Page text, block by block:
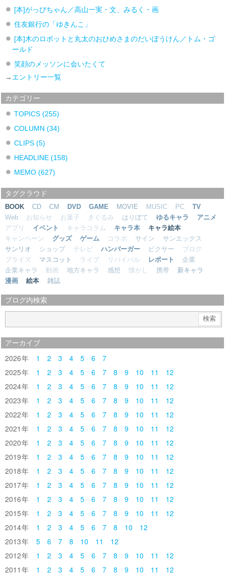
[本]がっぴちゃん／高山一実・文、みるく・画
住友銀行の「ゆきんこ」
[本]木のロボットと丸太のおひめさまのだいぼうけん／トム・ゴ
ールド
笑顔のメッソンに会いたくて
→ エントリー一覧
カテゴリー
TOPICS(255)
COLUMN(34)
CLIPS(5)
HEADLINE(158)
MEMO(627)
タグクラウド
BOOK CD CM DVD GAME MOVIE MUSIC PC
TV
Web
お知らせ お菓子 きぐるみ はりぼて ゆるキャラ
アニメ
アプリ
イベント キャラコラム キャラ本
キャラ絵本
キャンペーン
グッズ ゲーム コラボ サイン
サンエックス
サンリオ
ショップ テレビ ハンバーガー ピクサー
ブログ
プライズ
マスコット ライブ リバイバル レポート
企業
企業キャラ
動画 地方キャラ 感想 懐かし 携帯
新キャラ
漫画
絵本 雑誌
ブログ内検索
アーカイブ
2026 1 2 3 4 5 6
7
2025
1 2 3 4 5 6 7 8 9 10 11
12
2024
1 2 3 4 5 6 7 8 9 10 11
12
2023
1 2 3 4 5 6 7 8 9 10 11
12
2022
1 2 3 4 5 6 7 8 9 10 11
12
2021
1 2 3 4 5 6 7 8 9 10 11
12
2020
1 2 3 4 5 6 7 8 9 10 11
12
2019
1 2 3 4 5 6 7 8 9 10 11
12
2018
1 2 3 4 5 6 7 8 9 10 11
12
2017
1 2 3 4 5 6 7 8 9 10 11
12
2016
1 2 3 4 5 6 7 8 9 10 11
12
2015
1 2 3 4 5 6 7 8 9 10 11
12
2014
1 2 3 4 5 6 7 8 10
12
2013
5 6 7 8 10 11
12
2012
1 2 3 4 5 6 7 8 9 10 11
12
2011
1 2 3 4 5 6 7 8 9 10 11 12